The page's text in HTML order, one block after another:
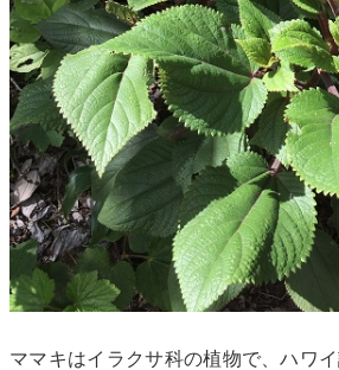
ママキはイラクサ科の植物で、ハワ